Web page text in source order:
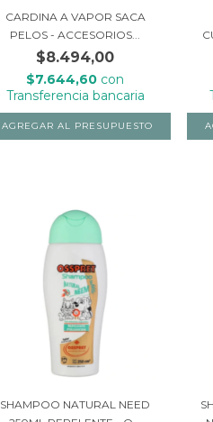
CARDINA A VAPOR SACA
PELOS - ACCESORIOS...
$8.494,00
$7.644,60 con
Transferencia bancaria
SHAMPOO NATURAL NEED